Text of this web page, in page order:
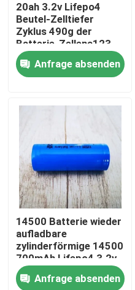
Produkte
Über uns
Fabrik-Ausflug
Qualitätskontrolle
20ah 3.2v Lifepo4
Beutel-Zelltiefer
Zyklus 490g der
Batterie-Zellena123
20ah
Anfrage absenden
14500 Batterie wieder
aufladbare
zylinderförmige 14500
700mAh Lifepo4 3.2v
600mah für
Taschenlampe
Anfrage absenden